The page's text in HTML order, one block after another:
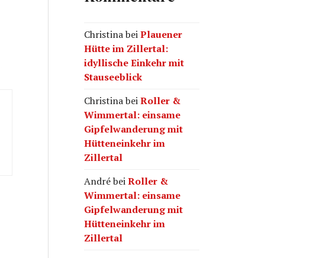
ChristinabeiPlauener
Hütte im Zillertal:
idyllische Einkehr mit
Stauseeblick
ChristinabeiRoller &
Wimmertal: einsame
Gipfelwanderung mit
Hütteneinkehr im
Zillertal
AndrébeiRoller &
Wimmertal: einsame
Gipfelwanderung mit
Hütteneinkehr im
Zillertal